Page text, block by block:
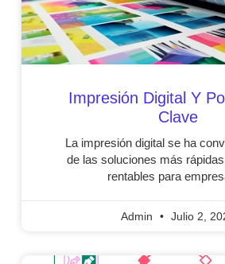
Impresión Digital Y
Clave
La impresión digital se ha
de las soluciones más
rentables para
Admin Julio 2,